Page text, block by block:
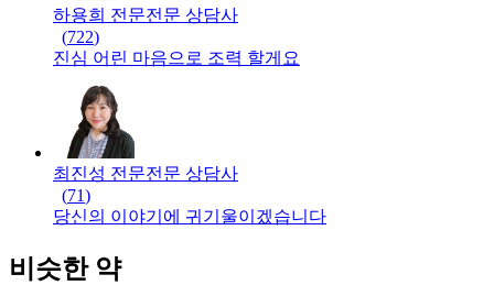
하용희 전문전문 상담사
(722)
진심 어린 마음으로 조력 할게요
최진성 전문전문 상담사
(71)
당신의 이야기에 귀기울이겠습니다
비슷한 약